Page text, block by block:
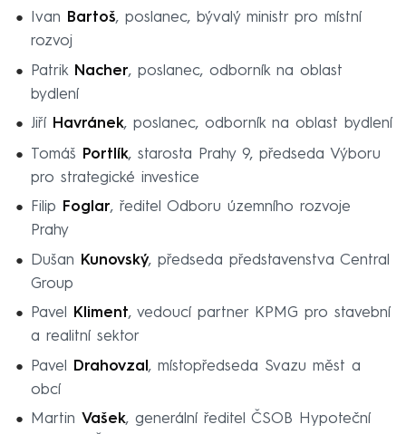
Ivan
Bartoš, poslanec, bývalý ministr pro místní
rozvoj
Patrik Nacher, poslanec, odborník na oblast
bydlení
Jiří Havránek, poslanec, odborník na oblast bydlení
Tomáš
Portlík, starosta Prahy 9, předseda Výboru
pro strategické investice
Filip
Foglar, ředitel Odboru územního rozvoje
Prahy
Dušan
Kunovský, předseda představenstva Central
Group
Pavel
Kliment, vedoucí partner KPMG pro stavební
a realitní sektor
Pavel
Drahovzal , místopředseda Svazu měst a
obcí
Martin Vašek, generální ředitel ČSOB Hypoteční